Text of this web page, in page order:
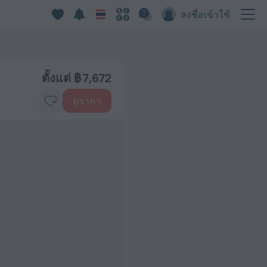
ลงชื่อเข้าใช้
ตั้งแต่ ฿ 7,672
ดูราคา